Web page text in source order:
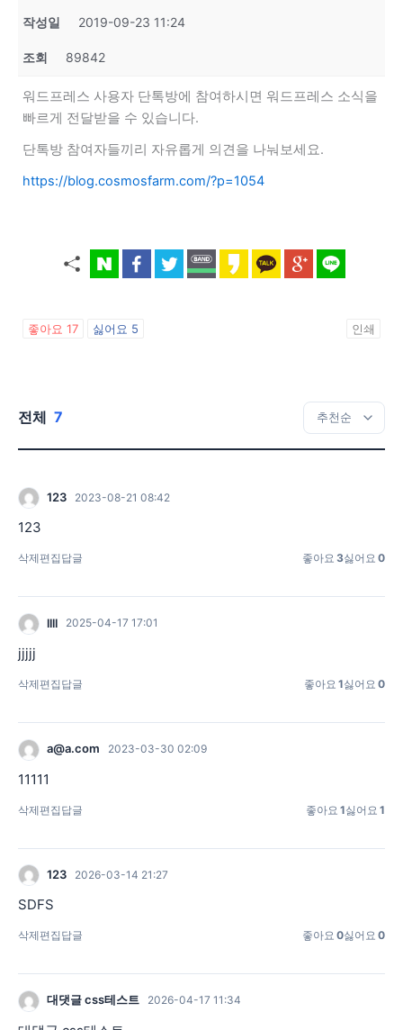
작성일 2019-09-23 11:24
조회 89842
워드프레스 사용자 단톡방에 참여하시면 워드프레스 소식을
빠르게 전달받을 수 있습니다.
단톡방 참여자들끼리 자유롭게 의견을 나눠보세요.
https://blog.cosmosfarm.com/?p=1054
좋아요 17 싫어요 5 인쇄
전체 7
123 2023-08-21 08:42
123
삭제편집 답글 좋아요 3싫어요 0
llll 2025-04-17 17:01
jjjjj
삭제편집 답글 좋아요 1싫어요 0
a@a.com 2023-03-30 02:09
11111
삭제편집 답글 좋아요 1싫어요 1
123 2026-03-14 21:27
SDFS
삭제편집 답글 좋아요 0싫어요 0
대댓글 css테스트 2026-04-17 11:34